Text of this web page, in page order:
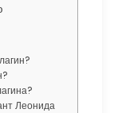
Леонида